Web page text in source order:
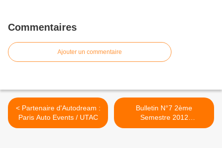
Commentaires
Ajouter un commentaire
< Partenaire d'Autodream :
Paris Auto Events / UTAC
Bulletin N°7 2ème
Semestre 2012
(Août/Décembre) >